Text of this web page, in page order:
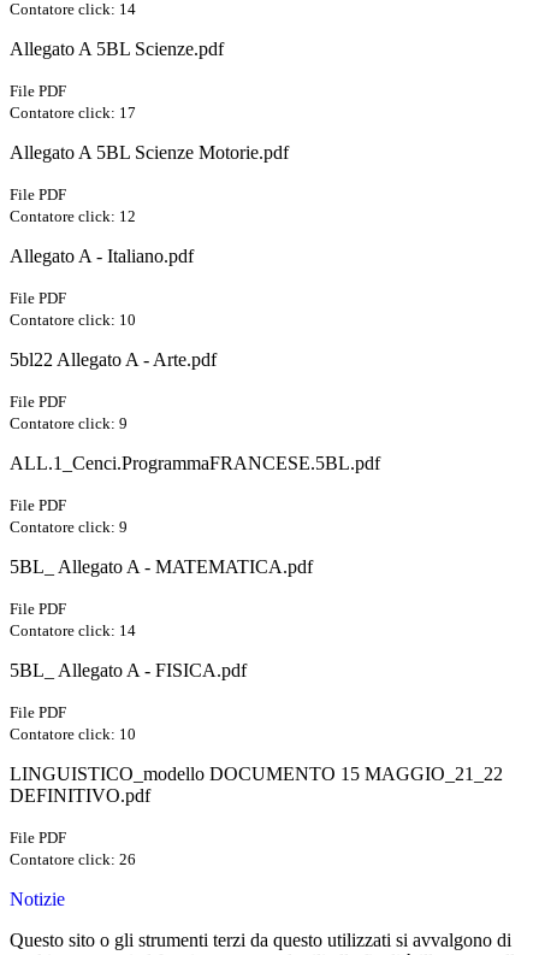
Contatore click: 14
Allegato A 5BL Scienze.pdf
File PDF
Contatore click: 17
Allegato A 5BL Scienze Motorie.pdf
File PDF
Contatore click: 12
Allegato A - Italiano.pdf
File PDF
Contatore click: 10
5bl22 Allegato A - Arte.pdf
File PDF
Contatore click: 9
ALL.1_Cenci.ProgrammaFRANCESE.5BL.pdf
File PDF
Contatore click: 9
5BL_ Allegato A - MATEMATICA.pdf
File PDF
Contatore click: 14
5BL_ Allegato A - FISICA.pdf
File PDF
Contatore click: 10
LINGUISTICO_modello DOCUMENTO 15 MAGGIO_21_22
DEFINITIVO.pdf
File PDF
Contatore click: 26
Notizie
Questo sito o gli strumenti terzi da questo utilizzati si avvalgono di